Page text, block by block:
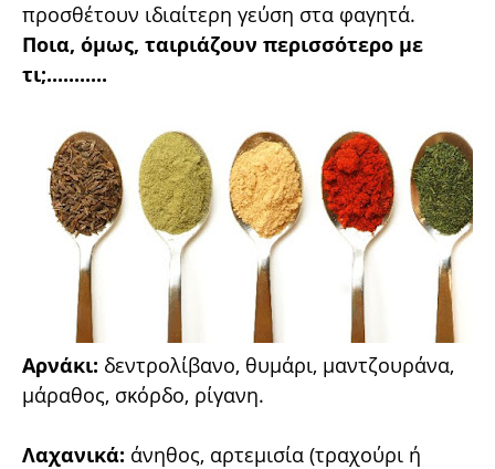
προσθέτουν ιδιαίτερη γεύση στα φαγητά.
Ποια, όμως, ταιριάζουν περισσότερο με
τι;...........
Αρνάκι: δεντρολίβανο, θυμάρι, μαντζουράνα,
μάραθος, σκόρδο, ρίγανη.
Λαχανικά: άνηθος, αρτεμισία (τραχούρι ή